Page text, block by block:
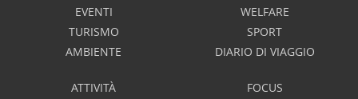
EVENTI
TURISMO
AMBIENTE
WELFARE
SPORT
DIARIO DI VIAGGIO
ATTIVITÀ
FOCUS